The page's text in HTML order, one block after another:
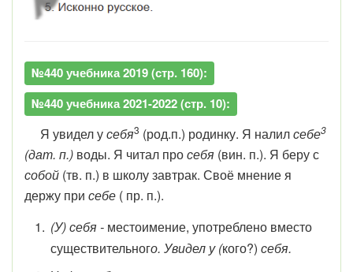
№440 учебника 2019 (стр. 160):
№440 учебника 2021-2022 (стр. 10):
Я увидел усебя3 (род.п.) родинку. Я налилсебе3
(дат. п.) воды. Я читал просебя (вин. п.). Я беру с
собой (тв. п.) в школу завтрак. Своё мнение я
держу при себе ( пр. п.).
(У) себя - местоимение, употреблено вместо
существительного. Увидел у (кого?) себя.